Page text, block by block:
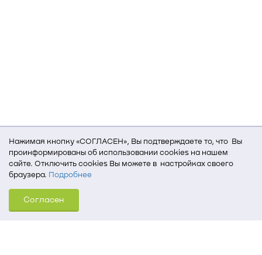
Нажимая кнопку «СОГЛАСЕН», Вы подтверждаете то, что Вы
проинформированы об использовании cookies на нашем
сайте. Отключить cookies Вы можете в настройках своего
браузера. Подробнее
Для того, чтобы мы могли качественно предоставить Вам
услуги, мы используем cookies, которые сохраняются
на Вашем компьютере (Сведения о местоположении; ip-адрес;
Согласен